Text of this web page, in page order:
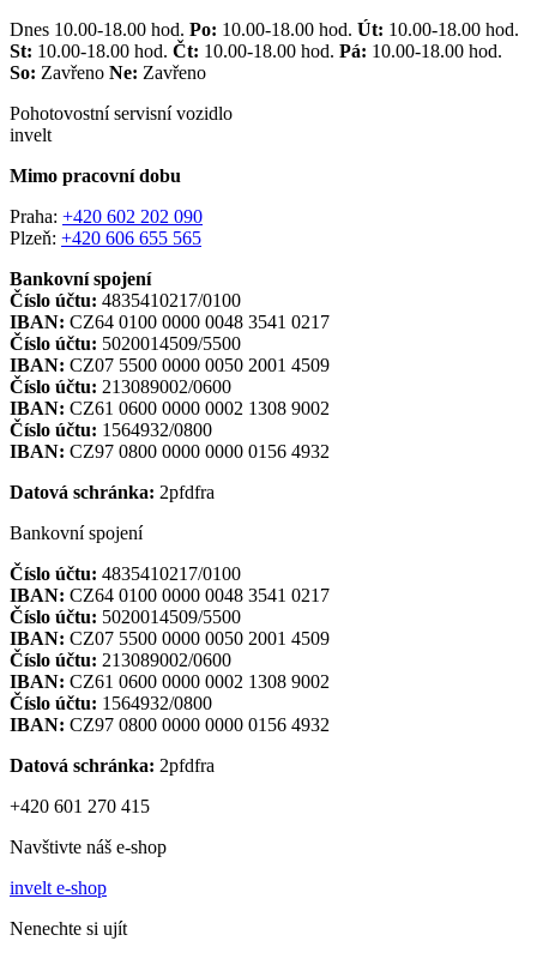
Dnes 10.00-18.00 hod. Po: 10.00-18.00 hod. Út: 10.00-18.00 hod.
St: 10.00-18.00 hod. Čt: 10.00-18.00 hod. Pá: 10.00-18.00 hod.
So: Zavřeno Ne: Zavřeno
Pohotovostní servisní vozidlo
invelt
Mimo pracovní dobu
Praha: +420 602 202 090
Plzeň: +420 606 655 565
Bankovní spojení
Číslo účtu: 4835410217/0100
IBAN: CZ64 0100 0000 0048 3541 0217
Číslo účtu: 5020014509/5500
IBAN: CZ07 5500 0000 0050 2001 4509
Číslo účtu: 213089002/0600
IBAN: CZ61 0600 0000 0002 1308 9002
Číslo účtu: 1564932/0800
IBAN: CZ97 0800 0000 0000 0156 4932
Datová schránka: 2pfdfra
Bankovní spojení
Číslo účtu: 4835410217/0100
IBAN: CZ64 0100 0000 0048 3541 0217
Číslo účtu: 5020014509/5500
IBAN: CZ07 5500 0000 0050 2001 4509
Číslo účtu: 213089002/0600
IBAN: CZ61 0600 0000 0002 1308 9002
Číslo účtu: 1564932/0800
IBAN: CZ97 0800 0000 0000 0156 4932
Datová schránka: 2pfdfra
+420 601 270 415
Navštivte náš e-shop
invelt e-shop
Nenechte si ujít